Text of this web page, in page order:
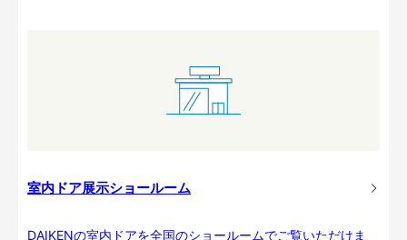
室内ドア展示ショールーム
DAIKENの室内ドアを全国のショールームでご覧いただけま